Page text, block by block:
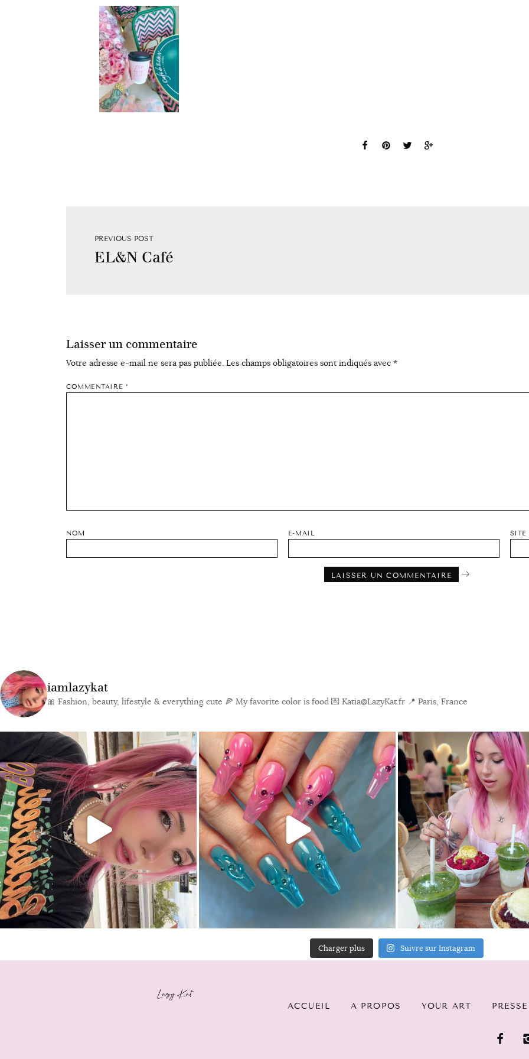
PREVIOUS POST
EL&N Café
Laisser un commentaire
Votre adresse e-mail ne sera pas publiée. Les champs obligatoires sont indiqués avec *
COMMENTAIRE *
NOM E-MAIL SITE
iamlazykat
🎀 Fashion, beauty, lifestyle & everything cute 🍕 My favorite color is food 💌 Katia@LazyKat.fr 📍 Paris, France
Charger plus Suivre sur Instagram
ACCUEIL A PROPOS YOUR ART PRESSE